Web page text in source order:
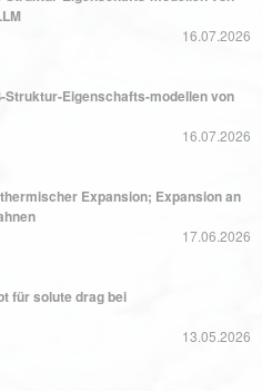
16.07.2026
Eigenschafts-modellen von
16.07.2026
Expansion; Expansion an
17.06.2026
für solute drag bei
13.05.2026